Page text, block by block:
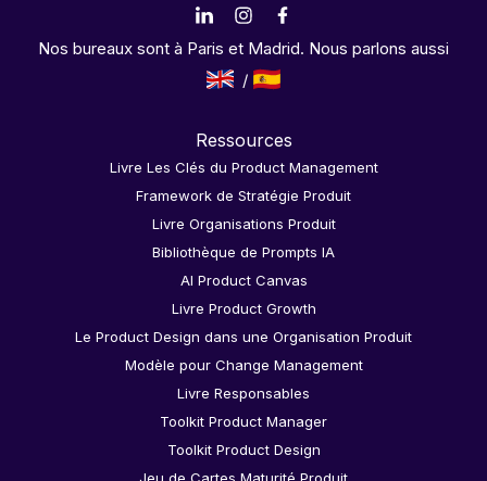
Nos bureaux sont à Paris et Madrid. Nous parlons aussi
Ressources
Livre Les Clés du Product Management
Framework de Stratégie Produit
Livre Organisations Produit
Bibliothèque de Prompts IA
AI Product Canvas
Livre Product Growth
Le Product Design dans une Organisation Produit
Modèle pour Change Management
Livre Responsables
Toolkit Product Manager
Toolkit Product Design